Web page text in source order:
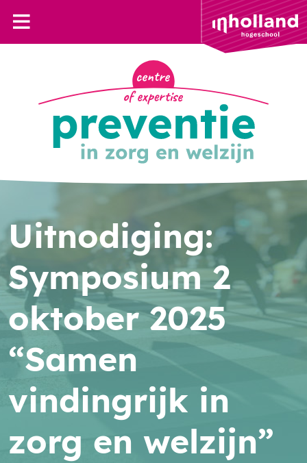
Uitnodiging:
Symposium 2
oktober 2025
“Samen
vindingrijk in
zorg en welzijn”